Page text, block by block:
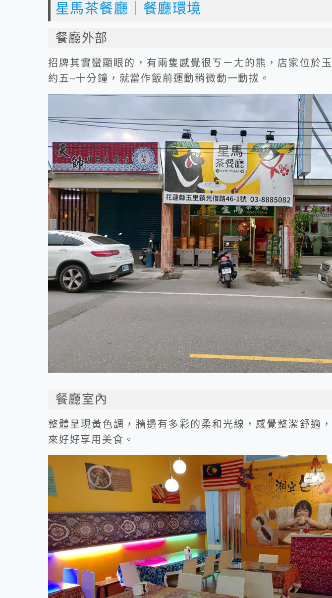
星馬茶餐廳｜餐廳環境
餐廳外部
招牌其實蠻顯眼的，有兩隻感覺很ㄎㄧㄤ的熊，店家位於
約五~十分鐘，就當作飯前運動稍微動一動拔。
餐廳室內
整體呈現黃色調，牆邊有多彩的柔和光線，感覺整潔舒適
來好好享用美食。